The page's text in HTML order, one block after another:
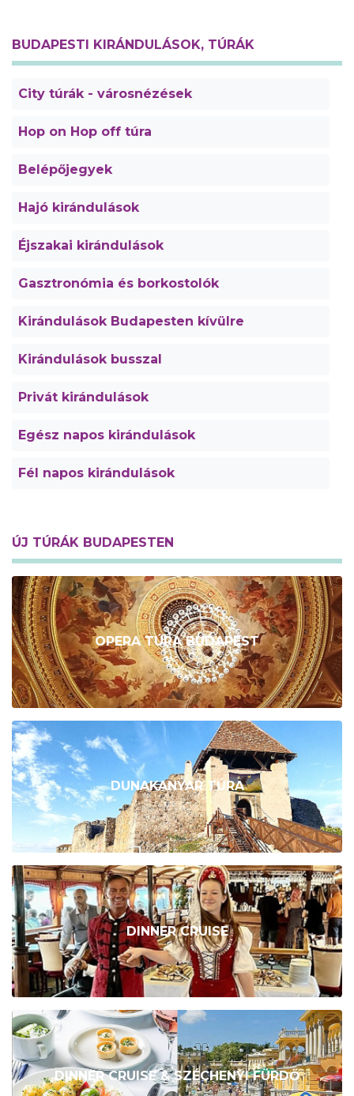
BUDAPESTI KIRÁNDULÁSOK, TÚRÁK
City túrák - városnézések
Hop on Hop off túra
Belépőjegyek
Hajó kirándulások
Éjszakai kirándulások
Gasztronómia és borkostolók
Kirándulások Budapesten kívülre
Kirándulások busszal
Privát kirándulások
Egész napos kirándulások
Fél napos kirándulások
ÚJ TÚRÁK BUDAPESTEN
OPERA TÚRA BUDAPEST
DUNAKANYAR TÚRA
DINNER CRUISE
DINNER CRUISE & SZÉCHENYI FÜRDŐ